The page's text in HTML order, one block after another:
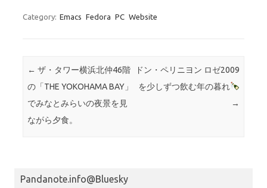
Category: Emacs Fedora PC Website
Post navigation
← ザ・タワー横浜北仲46階
の「THE YOKOHAMA BAY」
でみなとみらいの夜景を見
ながら夕食。
ドン・ペリニヨン ロゼ2009
を少しずつ飲む年の暮れ
→
Pandanote.info@Bluesky